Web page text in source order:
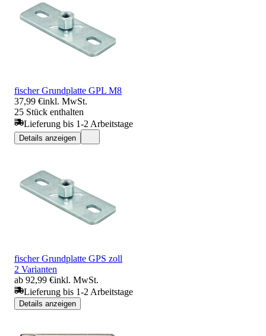
fischer Grundplatte GPL M8
37,99 €inkl. MwSt.
25 Stück enthalten
Lieferung bis 1-2 Arbeitstage
Details anzeigen
fischer Grundplatte GPS zoll
2 Varianten
ab 92,99 €inkl. MwSt.
Lieferung bis 1-2 Arbeitstage
Details anzeigen